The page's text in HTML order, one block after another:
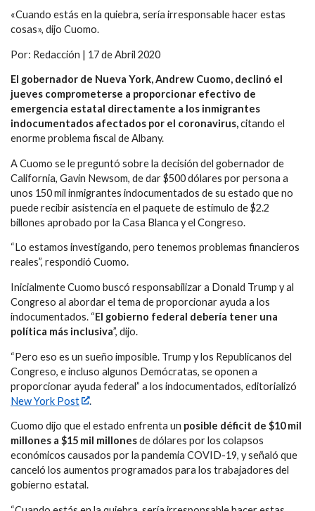
«Cuando estás en la quiebra, sería irresponsable hacer estas
cosas», dijo Cuomo.
Por: Redacción | 17 de Abril 2020
El gobernador de Nueva York, Andrew Cuomo, declinó el
jueves comprometerse a proporcionar efectivo de
emergencia estatal directamente a los inmigrantes
indocumentados afectados por el coronavirus,citando el
enorme problema fiscal de Albany.
A Cuomo se le preguntó sobre la decisión del gobernador de
California, Gavin Newsom, de dar $500 dólares por persona a
unos 150 mil inmigrantes indocumentados de su estado que no
puede recibir asistencia en el paquete de estímulo de $2.2
billones aprobado por la Casa Blanca y el Congreso.
“Lo estamos investigando, pero tenemos problemas financieros
reales”, respondió Cuomo.
Inicialmente Cuomo buscó responsabilizar a Donald Trump y al
Congreso al abordar el tema de proporcionar ayuda a los
indocumentados. “El gobierno federal debería tener una
política más inclusiva”, dijo.
“Pero eso es un sueño imposible. Trump y los Republicanos del
Congreso, e incluso algunos Demócratas, se oponen a
proporcionar ayuda federal” a los indocumentados, editorializó
New York Post
.
Cuomo dijo que el estado enfrenta un posible déficit de $10 mil
millones a $15 mil millonesde dólares por los colapsos
económicos causados ​​por la pandemia COVID-19, y señaló que
canceló los aumentos programados para los trabajadores del
gobierno estatal.